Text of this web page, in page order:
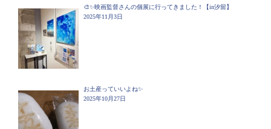
🎨✨映画監督さんの個展に行ってきました！【in汐留】
2025年11月3日
お土産っていいよね✨
2025年10月27日